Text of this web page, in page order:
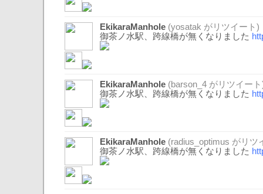
EkikaraManhole (yosatak がリツイート)
御茶ノ水駅、跨線橋が無くなりました
EkikaraManhole (barson_4 がリツイー
御茶ノ水駅、跨線橋が無くなりました
EkikaraManhole (radius_optimus がリツ
御茶ノ水駅、跨線橋が無くなりました